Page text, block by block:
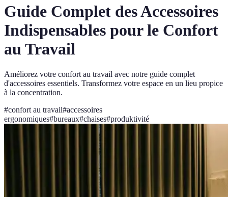
Guide Complet des Accessoires
Indispensables pour le Confort
au Travail
Améliorez votre confort au travail avec notre guide complet
d'accessoires essentiels. Transformez votre espace en un lieu propice
à la concentration.
#confort au travail#accessoires
ergonomiques#bureaux#chaises#produktivité